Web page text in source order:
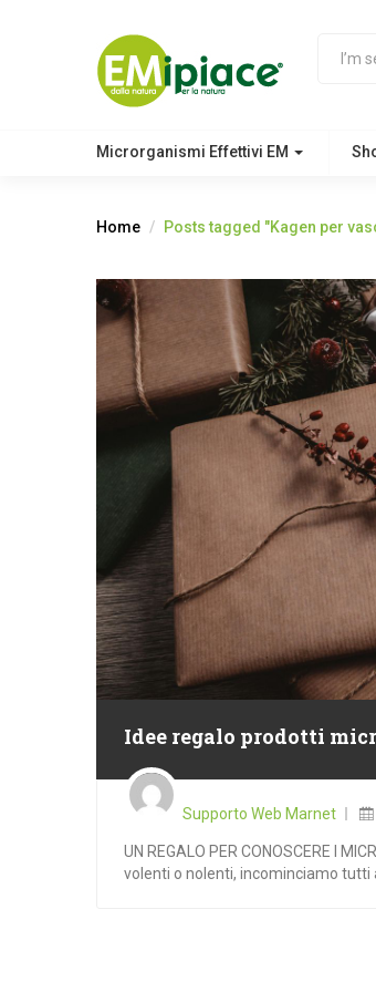
Microrganismi Effettivi EM
Home Posts tagged "Kagen per
Idee regalo prodotti
Supporto Web Marnet
UN REGALO PER CONOSCERE I
volenti o nolenti, incominciamo tutti